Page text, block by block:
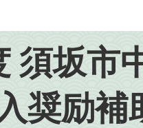
須坂市
奨励補